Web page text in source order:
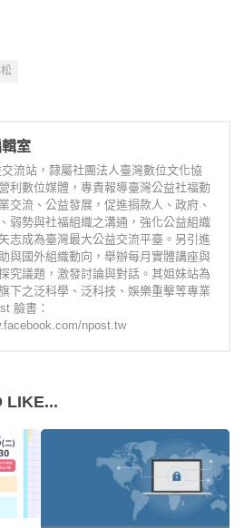
室
流站，隸屬社團法人臺灣數位文化協
利數位媒體，專責報導臺灣公益社福動
交流、公益發展，促進捐款人、政府、
弱勢與社福組織之溝通，強化公益組織
志成為臺灣最大公益交流平臺。另引進
與國外組織動向，舉辦每月實體講座與
究議題，激發討論與對話。其姐妹站為
旗下之泛科學、泛科技、娛樂重擊等專業
臉書：
npost.tw
LIKE...